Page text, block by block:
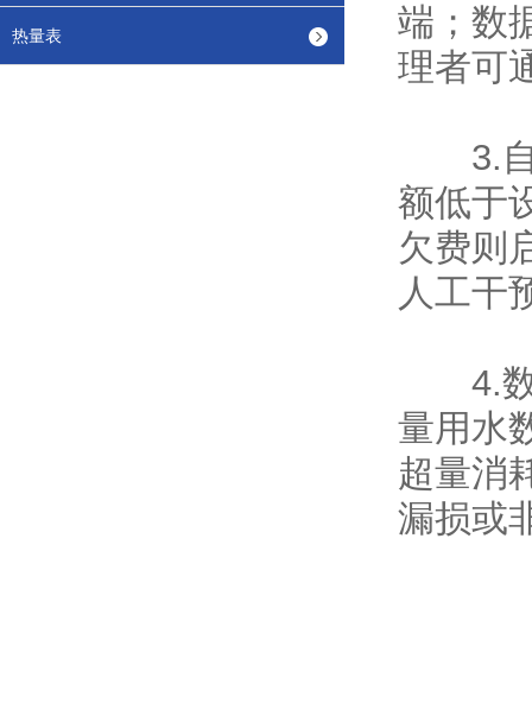
热量表
端；数
理者可
3.自
额低于
欠费则
人工干
4.数
量用水
超量消
漏损或